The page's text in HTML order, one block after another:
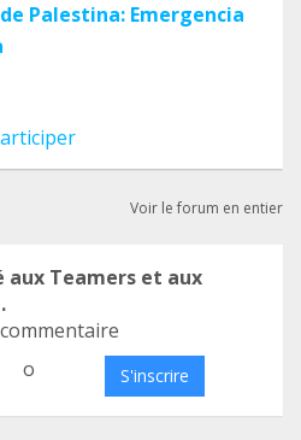
Palestina: Emergencia
Voir le forum en entier
aux Teamers et aux
o S'inscrire